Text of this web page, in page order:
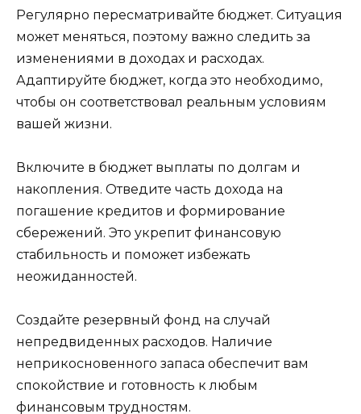
Регулярно пересматривайте бюджет. Ситуация
может меняться, поэтому важно следить за
изменениями в доходах и расходах.
Адаптируйте бюджет, когда это необходимо,
чтобы он соответствовал реальным условиям
вашей жизни.
Включите в бюджет выплаты по долгам и
накопления. Отведите часть дохода на
погашение кредитов и формирование
сбережений. Это укрепит финансовую
стабильность и поможет избежать
неожиданностей.
Создайте резервный фонд на случай
непредвиденных расходов. Наличие
неприкосновенного запаса обеспечит вам
спокойствие и готовность к любым
финансовым трудностям.